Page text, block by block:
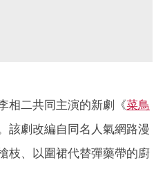
相二共同主演的新劇《菜鳥
該劇改編自同名人氣網路漫
枝、以圍裙代替彈藥帶的廚